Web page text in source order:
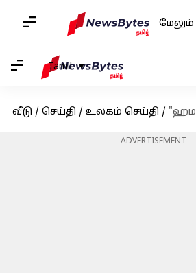
மேலும்
Tamil
வீடு / செய்தி / உலகம் செய்தி / "ஹமாஸின் முடிவின்
ADVERTISEMENT